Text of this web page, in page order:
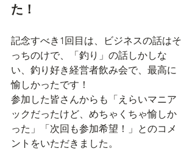
た！
記念すべき1回目は、ビジネスの話はそ
っちのけで、「釣り」の話しかしな
い、釣り好き経営者飲み会で、最高に
愉しかったです！
参加した皆さんからも「えらいマニア
ックだったけど、めちゃくちゃ愉しか
った」「次回も参加希望！」とのコメ
ントをいただきました。